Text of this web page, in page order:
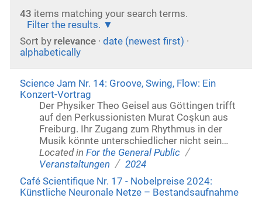
43 items matching your search terms.
Filter the results.
Sort by relevance · date (newest first) ·
alphabetically
Science Jam Nr. 14: Groove, Swing, Flow: Ein
Konzert-Vortrag
Der Physiker Theo Geisel aus Göttingen trifft
auf den Perkussionisten Murat Coşkun aus
Freiburg. Ihr Zugang zum Rhythmus in der
Musik könnte unterschiedlicher nicht sein…
Located inFor the General Public /
Veranstaltungen / 2024
Café Scientifique Nr. 17 - Nobelpreise 2024:
Künstliche Neuronale Netze – Bestandsaufnahme